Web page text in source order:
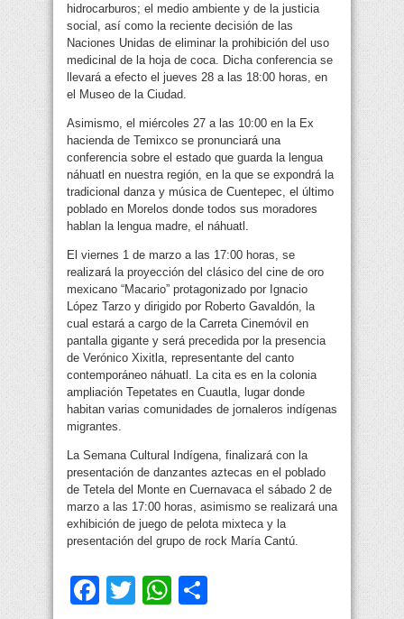
hidrocarburos; el medio ambiente y de la justicia
social, así como la reciente decisión de las
Naciones Unidas de eliminar la prohibición del uso
medicinal de la hoja de coca. Dicha conferencia se
llevará a efecto el jueves 28 a las 18:00 horas, en
el Museo de la Ciudad.
Asimismo, el miércoles 27 a las 10:00 en la Ex
hacienda de Temixco se pronunciará una
conferencia sobre el estado que guarda la lengua
náhuatl en nuestra región, en la que se expondrá la
tradicional danza y música de Cuentepec, el último
poblado en Morelos donde todos sus moradores
hablan la lengua madre, el náhuatl.
El viernes 1 de marzo a las 17:00 horas, se
realizará la proyección del clásico del cine de oro
mexicano “Macario” protagonizado por Ignacio
López Tarzo y dirigido por Roberto Gavaldón, la
cual estará a cargo de la Carreta Cinemóvil en
pantalla gigante y será precedida por la presencia
de Verónico Xixitla, representante del canto
contemporáneo náhuatl. La cita es en la colonia
ampliación Tepetates en Cuautla, lugar donde
habitan varias comunidades de jornaleros indígenas
migrantes.
La Semana Cultural Indígena, finalizará con la
presentación de danzantes aztecas en el poblado
de Tetela del Monte en Cuernavaca el sábado 2 de
marzo a las 17:00 horas, asimismo se realizará una
exhibición de juego de pelota mixteca y la
presentación del grupo de rock María Cantú.
Facebook
TwitterWhatsApp